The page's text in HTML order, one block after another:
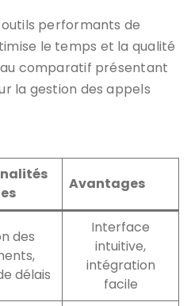
outils performants de
le temps et la qualité
comparatif présentant
la gestion des appels
Avantages
des
délais
Interface
intuitive,
intégration
facile